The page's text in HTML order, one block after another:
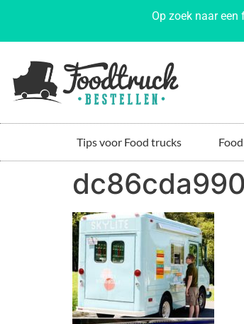
Op zoek naar een
Tips voor Food trucks